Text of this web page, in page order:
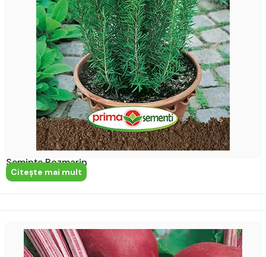
Semințe Rozmarin
Citeşte mai mult